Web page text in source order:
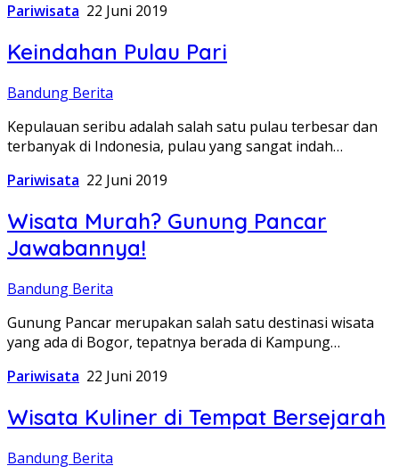
Pariwisata 22 Juni 2019
Keindahan Pulau Pari
Bandung Berita
Kepulauan seribu adalah salah satu pulau terbesar dan
terbanyak di Indonesia, pulau yang sangat indah…
Pariwisata 22 Juni 2019
Wisata Murah? Gunung Pancar
Jawabannya!
Bandung Berita
Gunung Pancar merupakan salah satu destinasi wisata
yang ada di Bogor, tepatnya berada di Kampung…
Pariwisata 22 Juni 2019
Wisata Kuliner di Tempat Bersejarah
Bandung Berita